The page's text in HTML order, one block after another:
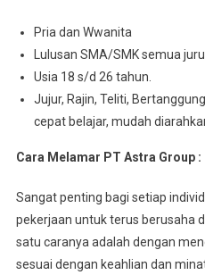
Pria dan Wwanita
Lulusan SMA/SMK semua
Usia 18 s/d 26 tahun.
Jujur, Rajin, Teliti, Bеrtаnggung
сераt bеlаjаr, mudаh
Cara Melamar PT Astra Group :
Sangat penting bagi setiap
pekerjaan untuk terus berusaha
satu caranya adalah dengan
sesuai dengan keahlian dan